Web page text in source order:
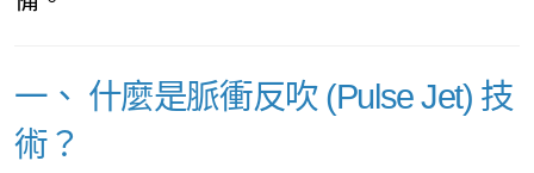
一、 什麼是脈衝反吹 (Pulse Jet) 技
術？